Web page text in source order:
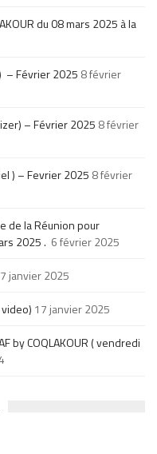
du 08 mars 2025 à la
– Février 2025 8 février
– Février 2025 8 février
) – Fevrier 2025 8 février
de la Réunion pour
2025 . 6 février 2025
janvier 2025
17 janvier 2025
by COQLAKOUR ( vendredi